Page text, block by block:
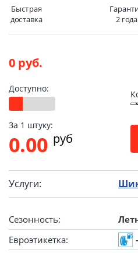
Быстрая
доставка
2 года
0 руб.
Доступно:
За 1 штуку:
0.00 pуб
Услуги:
Сезонность:
Евроэтикетка:
-